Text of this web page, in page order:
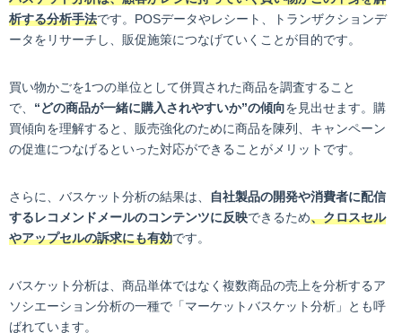
析する分析手法です。POSデータやレシート、トランザクションデ
ータをリサーチし、販促施策につなげていくことが目的です。
買い物かごを1つの単位として併買された商品を調査すること
で、 “どの商品が一緒に購入されやすいか”の傾向を見出せます。購
買傾向を理解すると、販売強化のために商品を陳列、キャンペーン
の促進につなげるといった対応ができることがメリットです。
さらに、バスケット分析の結果は、
自社製品の開発や消費者に配信
するレコメンドメールのコンテンツに反映できるため、クロスセル
やアップセルの訴求にも有効です。
バスケット分析は、商品単体ではなく複数商品の売上を分析するア
ソシエーション分析の一種で「マーケットバスケット分析」とも呼
ばれています。